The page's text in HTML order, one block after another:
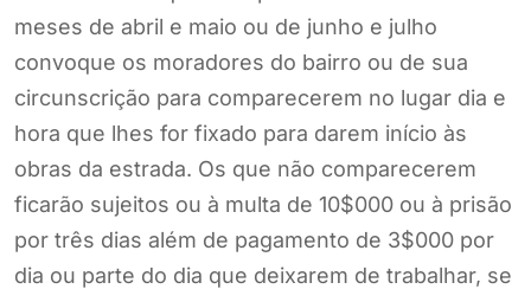
meses de abril e maio ou de junho e julho
convoque os moradores do bairro ou de sua
circunscrição para comparecerem no lugar dia e
hora que lhes for fixado para darem início às
obras da estrada. Os que não comparecerem
ficarão sujeitos ou à multa de 10$000 ou à prisão
por três dias além de pagamento de 3$000 por
dia ou parte do dia que deixarem de trabalhar, se